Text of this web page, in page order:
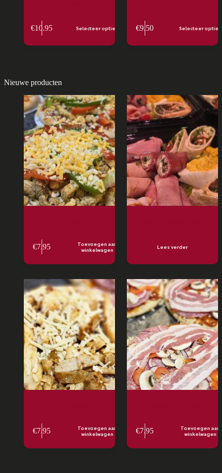
€10.95 Selecteer opties €9.50 Selecteer opties
Nieuwe producten
€7.95
Toevoegen aan
winkelwagen
Lees verder
€7.95
Toevoegen aan
winkelwagen
€7.95
Toevoegen aan
winkelwagen